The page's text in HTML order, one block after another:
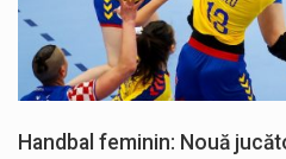
Handbal feminin: Nouă